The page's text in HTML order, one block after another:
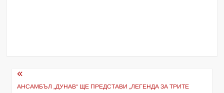
Навигация
АНСАМБЪЛ „ДУНАВ“ ЩЕ ПРЕДСТАВИ „ЛЕГЕНДА ЗА ТРИТЕ